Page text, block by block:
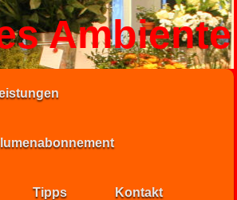
Ambiente
Tipps Kontakt